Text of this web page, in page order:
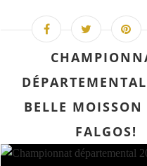
BELLE MOISSON
FALGOS!